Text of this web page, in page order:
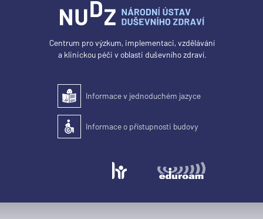
Centrum pro výzkum, implementaci, vzdělávání
a klinickou péči v oblasti duševního zdraví.
Snadné čtení
Informace v jednoduchém jazyce
Přístupnost budovy pro osoby se zdravotním postižením
Informace o přístupnosti budovy